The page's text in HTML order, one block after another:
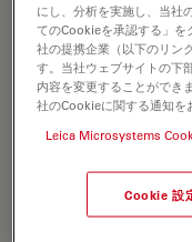
役職
にし、分析を実施し、当社
てのCookieを承認する」を
社の提携企業（以下のリン
す。当社ウェブサイトの下
内容を変更することができ
社のCookieに関する通知を
Leica Microsystems
Cookie 設